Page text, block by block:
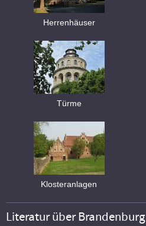
Herrenhäuser
Türme
Klosteranlagen
Literatur über Brandenburg